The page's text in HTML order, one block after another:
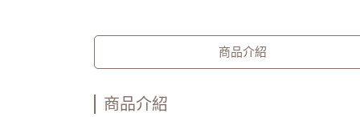
商品介紹
商品介紹